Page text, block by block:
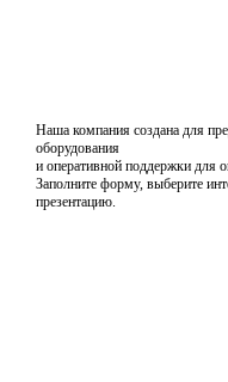
Наша компания создана для
оборудования
и оперативной поддержки для
Заполните форму, выберите
презентацию.